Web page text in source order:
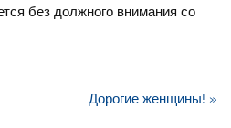
без должного внимания со
Дорогие женщины! »